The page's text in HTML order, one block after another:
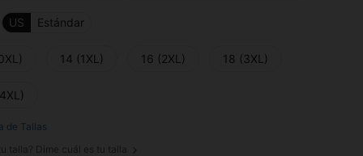
US Estándar
14 (1XL) 16 (2XL) 18 (3XL)
de Tallas
tu talla? Dime cuál es tu talla